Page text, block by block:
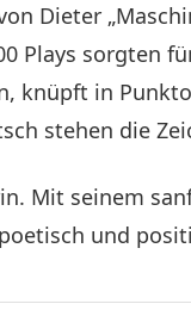
Dieter
Plays sorgten
knüpft in
stehen die
Mit seinem
und